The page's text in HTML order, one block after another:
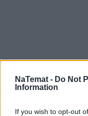
NaTemat - Do Not
Information
If you wish to opt-out